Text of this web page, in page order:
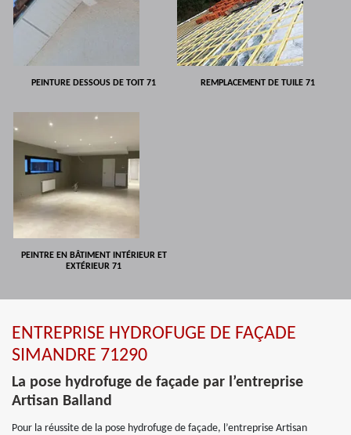
PEINTURE DESSOUS DE TOIT 71 REMPLACEMENT DE TUILE 71
PEINTRE EN BÂTIMENT INTÉRIEUR ET
EXTÉRIEUR 71
ENTREPRISE HYDROFUGE DE FAÇADE
SIMANDRE 71290
La pose hydrofuge de façade par l’entreprise
Artisan Balland
Pour la réussite de la pose hydrofuge de façade, l’entreprise Artisan